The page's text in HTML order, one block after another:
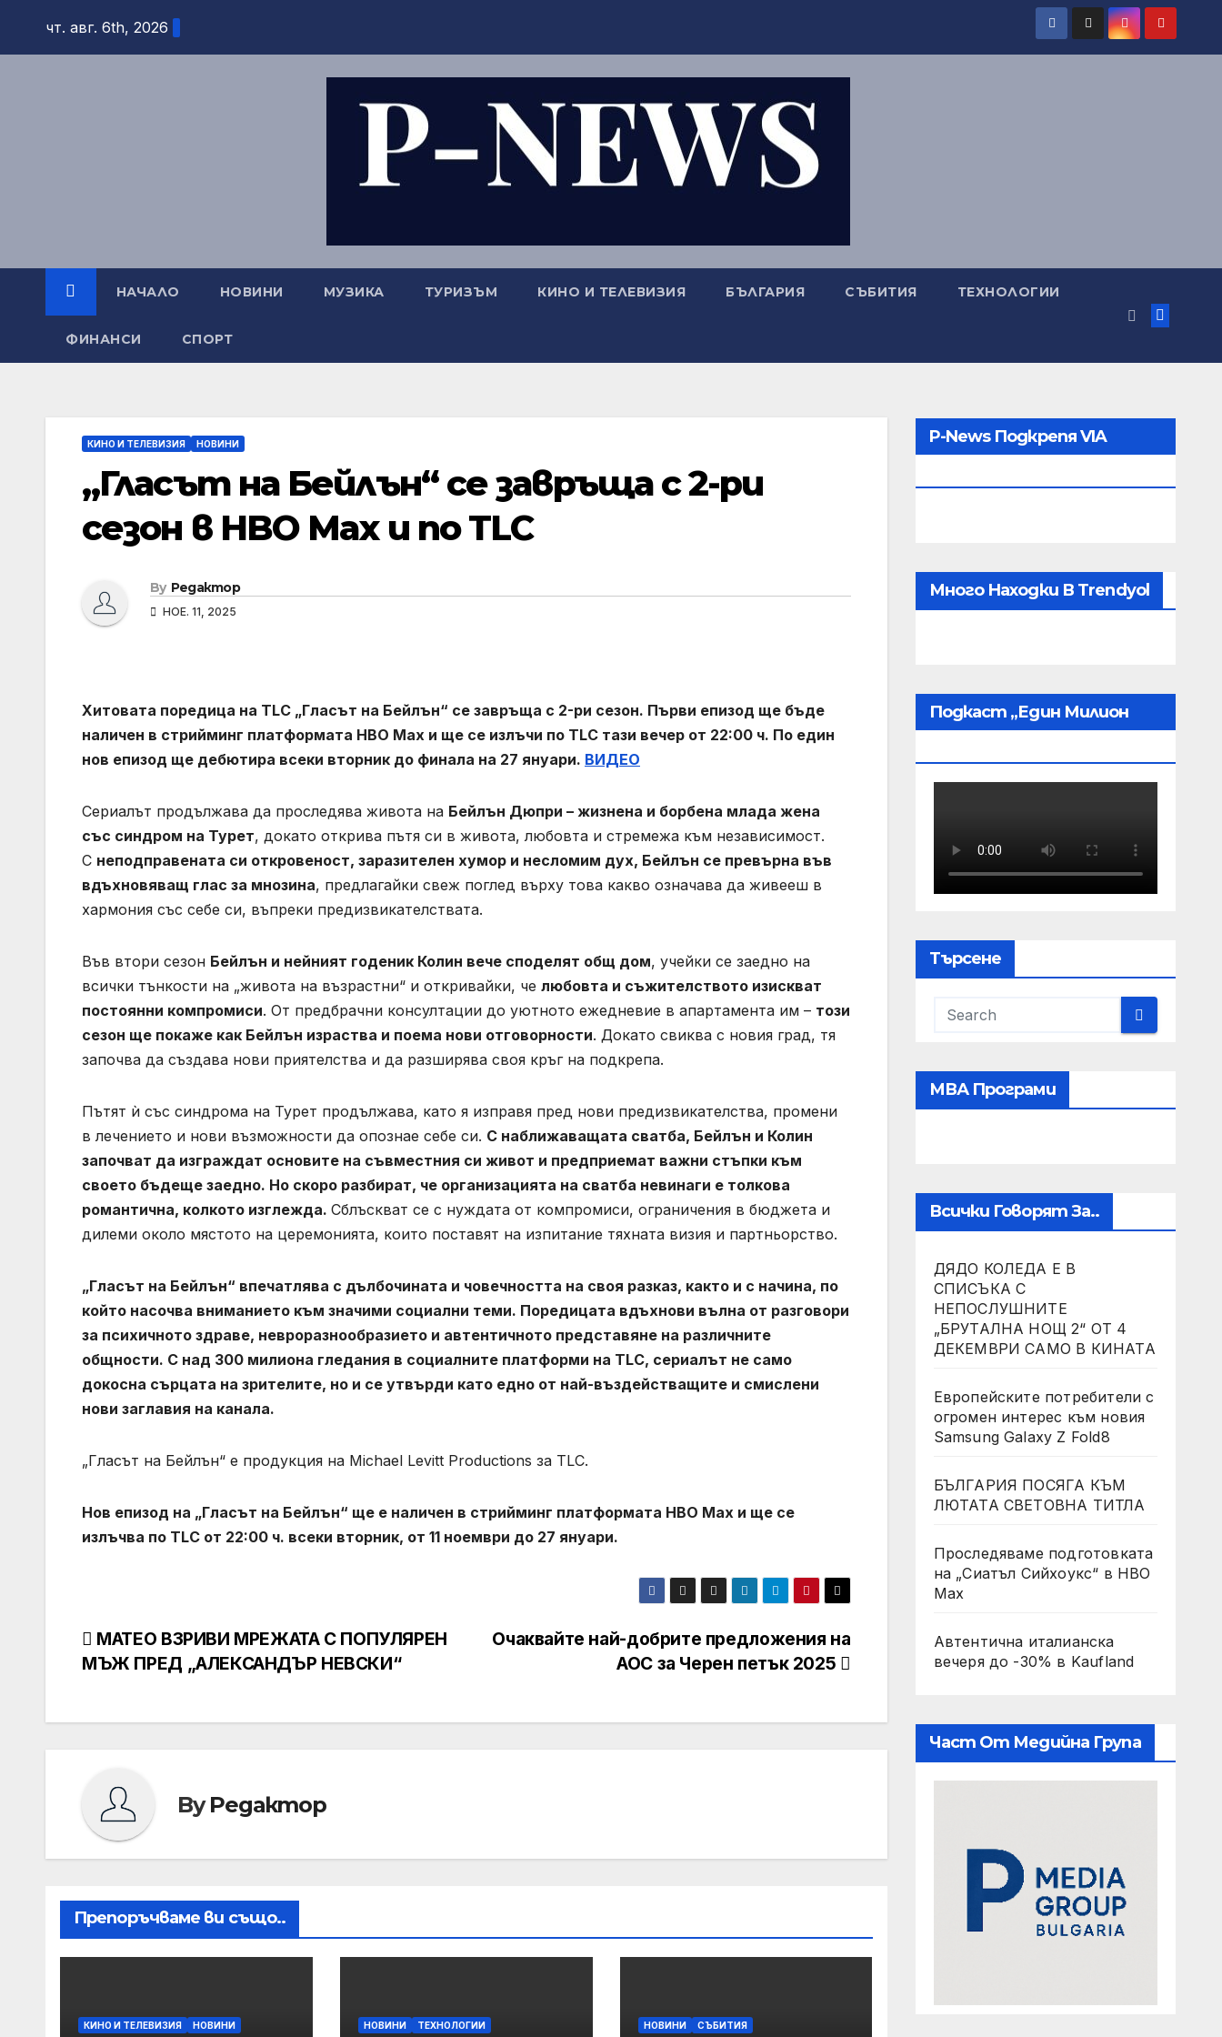
чт. авг. 6th, 2026
НАЧАЛО НОВИНИ МУЗИКА ТУРИЗЪМ КИНО И ТЕЛЕВИЗИЯ БЪЛГАРИЯ СЪБИТИЯ ТЕХНОЛОГИИ
ФИНАНСИ СПОРТ
КИНО И ТЕЛЕВИЗИЯ НОВИНИ
„Гласът на Бейлън“ се завръща с 2-ри
сезон в HBO Max и по TLC
By Редактор
НОЕ. 11, 2025
Хитовата поредица на TLC „Гласът на Бейлън“ се завръща с 2-ри сезон. Първи епизод ще бъде
наличен в стрийминг платформата HBO Max и ще се излъчи по TLC тази вечер от 22:00 ч. По един
нов епизод ще дебютира всеки вторник до финала на 27 януари. ВИДЕО
Сериалът продължава да проследява живота на Бейлън Дюпри – жизнена и борбена млада жена
със синдром на Турет, докато открива пътя си в живота, любовта и стремежа към независимост.
С неподправената си откровеност, заразителен хумор и несломим дух, Бейлън се превърна във
вдъхновяващ глас за мнозина, предлагайки свеж поглед върху това какво означава да живееш в
хармония със себе си, въпреки предизвикателствата.
Във втори сезон Бейлън и нейният годеник Колин вече споделят общ дом, учейки се заедно на
всички тънкости на „живота на възрастни“ и откривайки, че любовта и съжителството изискват
постоянни компромиси. От предбрачни консултации до уютното ежедневие в апартамента им – този
сезон ще покаже как Бейлън израства и поема нови отговорности. Докато свиква с новия град, тя
започва да създава нови приятелства и да разширява своя кръг на подкрепа.
Пътят ѝ със синдрома на Турет продължава, като я изправя пред нови предизвикателства, промени
в лечението и нови възможности да опознае себе си. С наближаващата сватба, Бейлън и Колин
започват да изграждат основите на съвместния си живот и предприемат важни стъпки към
своето бъдеще заедно. Но скоро разбират, че организацията на сватба невинаги е толкова
романтична, колкото изглежда. Сблъскват се с нуждата от компромиси, ограничения в бюджета и
дилеми около мястото на церемонията, които поставят на изпитание тяхната визия и партньорство.
„Гласът на Бейлън“ впечатлява с дълбочината и човечността на своя разказ, както и с начина, по
който насочва вниманието към значими социални теми. Поредицата вдъхнови вълна от разговори
за психичното здраве, невроразнообразието и автентичното представяне на различните
общности. С над 300 милиона гледания в социалните платформи на TLC, сериалът не само
докосна сърцата на зрителите, но и се утвърди като едно от най-въздействащите и смислени
нови заглавия на канала.
„Гласът на Бейлън“ е продукция на Michael Levitt Productions за TLC.
Нов епизод на „Гласът на Бейлън“ ще е наличен в стрийминг платформата HBO Max и ще се
излъчва по TLC от 22:00 ч. всеки вторник, от 11 ноември до 27 януари.
Навигация
Очаквайте най-добрите предложения на
AOC за Черен петък 2025
МАТЕО ВЗРИВИ МРЕЖАТА С ПОПУЛЯРЕН
МЪЖ ПРЕД „АЛЕКСАНДЪР НЕВСКИ“
ByРедактор
Препоръчваме ви също..
КИНО И ТЕЛЕВИЗИЯ НОВИНИ НОВИНИ ТЕХНОЛОГИИ НОВИНИ СЪБИТИЯ
P-News Подкрепя VIA
Много Находки В Trendyol
Подкаст „Един Милион
Търсене
МВА Програми
Всички Говорят За..
ДЯДО КОЛЕДА Е В
СПИСЪКА С
НЕПОСЛУШНИТЕ
„БРУТАЛНА НОЩ 2“ ОТ 4
ДЕКЕМВРИ САМО В КИНАТА
Европейските потребители с
огромен интерес към новия
Samsung Galaxy Z Fold8
БЪЛГАРИЯ ПОСЯГА КЪМ
ЛЮТАТА СВЕТОВНА ТИТЛА
Проследяваме подготовката
на „Сиатъл Сийхоукс“ в HBO
Max
Автентична италианска
вечеря до -30% в Kaufland
Част От Медийна Група